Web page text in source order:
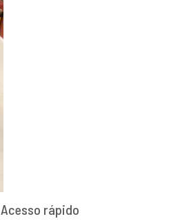
Acesso rápido